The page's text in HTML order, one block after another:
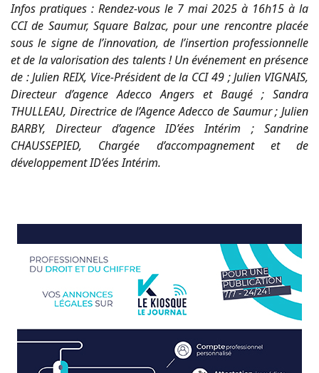
Infos pratiques : Rendez-vous le 7 mai 2025 à 16h15 à la
CCI de Saumur, Square Balzac, pour une rencontre placée
sous le signe de l’innovation, de l’insertion professionnelle
et de la valorisation des talents ! Un événement en présence
de : Julien REIX, Vice-Président de la CCI 49 ; Julien VIGNAIS,
Directeur d’agence Adecco Angers et Baugé ; Sandra
THULLEAU, Directrice de l’Agence Adecco de Saumur ; Julien
BARBY, Directeur d’agence ID’ées Intérim ; Sandrine
CHAUSSEPIED, Chargée d’accompagnement et de
développement ID’ées Intérim.